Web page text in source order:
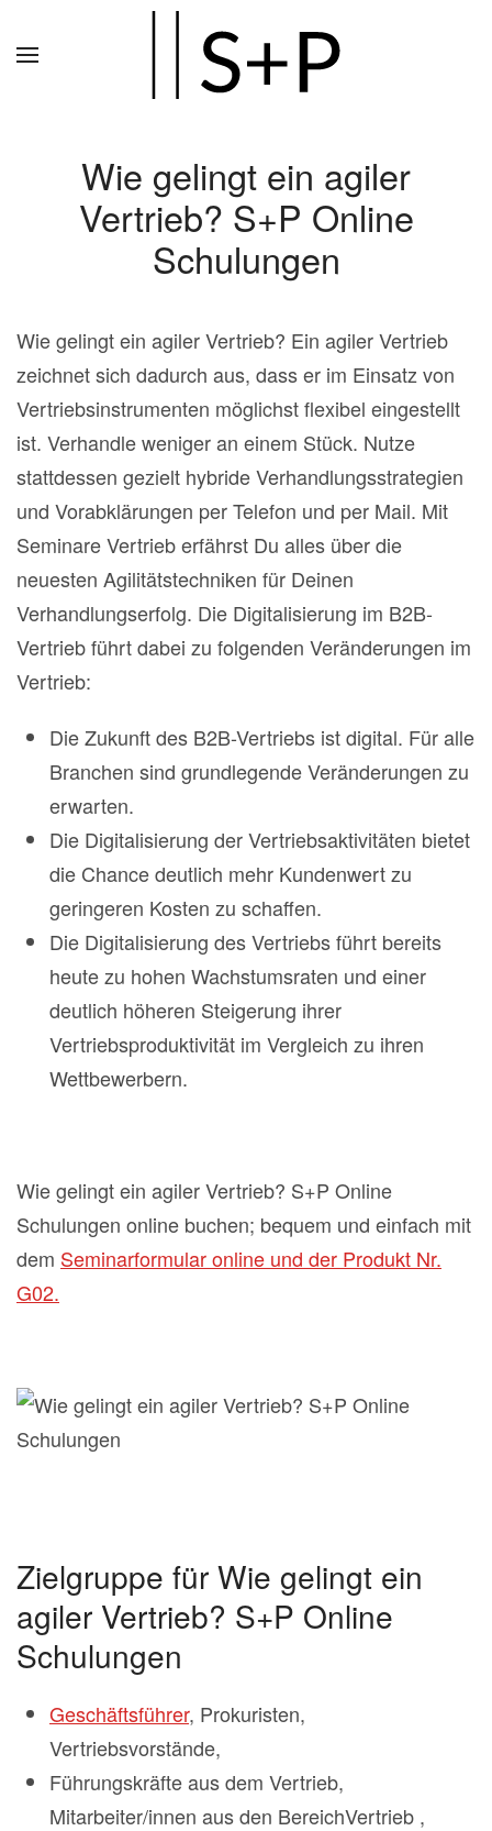
Wie gelingt ein agiler
Vertrieb? S+P Online
Schulungen
Wie gelingt ein agiler Vertrieb? Ein agiler Vertrieb
zeichnet sich dadurch aus, dass er im Einsatz von
Vertriebsinstrumenten möglichst flexibel eingestellt
ist. Verhandle weniger an einem Stück. Nutze
stattdessen gezielt hybride Verhandlungsstrategien
und Vorabklärungen per Telefon und per Mail. Mit
Seminare Vertrieb erfährst Du alles über die
neuesten Agilitätstechniken für Deinen
Verhandlungserfolg. Die Digitalisierung im B2B-
Vertrieb führt dabei zu folgenden Veränderungen im
Vertrieb:
Die Zukunft des B2B-Vertriebs ist digital. Für alle
Branchen sind grundlegende Veränderungen zu
erwarten.
Die Digitalisierung der Vertriebsaktivitäten bietet
die Chance deutlich mehr Kundenwert zu
geringeren Kosten zu schaffen.
Die Digitalisierung des Vertriebs führt bereits
heute zu hohen Wachstumsraten und einer
deutlich höheren Steigerung ihrer
Vertriebsproduktivität im Vergleich zu ihren
Wettbewerbern.
Wie gelingt ein agiler Vertrieb? S+P Online
Schulungen online buchen; bequem und einfach mit
dem Seminarformular online und der Produkt Nr.
G02.
Zielgruppe für Wie gelingt ein
agiler Vertrieb? S+P Online
Schulungen
Geschäftsführer, Prokuristen,
Vertriebsvorstände,
Führungskräfte aus dem Vertrieb,
Mitarbeiter/innen aus den BereichVertrieb ,